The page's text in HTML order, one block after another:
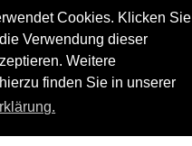
Cookies. Klicken Sie
Verwendung dieser
Weitere
finden Sie in unserer